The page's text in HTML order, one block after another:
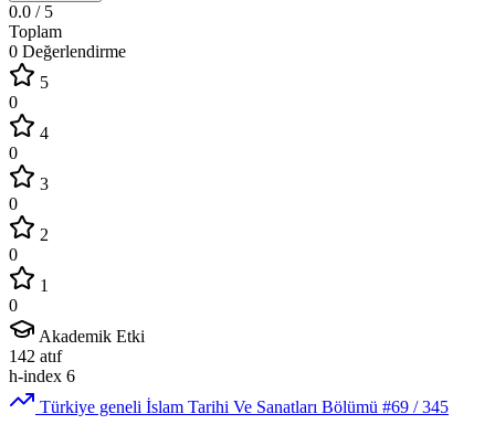
0.0 / 5
Toplam
0 Değerlendirme
5
0
4
0
3
0
2
0
1
0
Akademik Etki
142 atıf
h-index 6
Türkiye geneli İslam Tarihi Ve Sanatları Bölümü #69 / 345